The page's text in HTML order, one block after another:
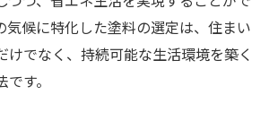
気候に特化した塗料の選定は、住まい
けでなく、持続可能な生活環境を築く
す。